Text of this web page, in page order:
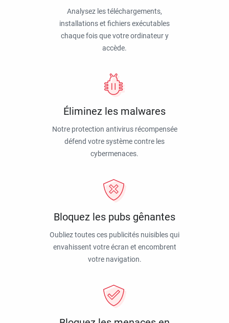
Analysez les téléchargements,
installations et fichiers exécutables
chaque fois que votre ordinateur y
accède.
Éliminez les malwares
Notre protection antivirus récompensée
défend votre système contre les
cybermenaces.
Bloquez les pubs gênantes
Oubliez toutes ces publicités nuisibles qui
envahissent votre écran et encombrent
votre navigation.